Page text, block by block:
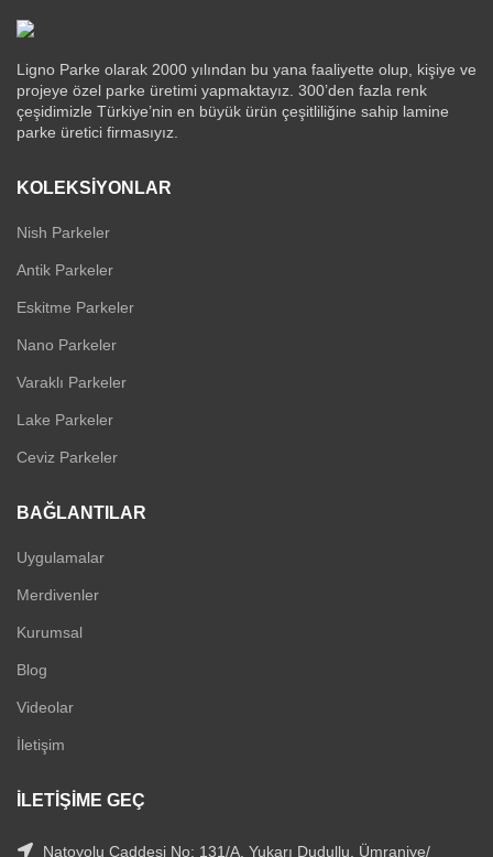
Ligno Parke olarak 2000 yılından bu yana faaliyette olup, kişiye ve
projeye özel parke üretimi yapmaktayız. 300’den fazla renk
çeşidimizle Türkiye’nin en büyük ürün çeşitliliğine sahip lamine
parke üretici firmasıyız.
KOLEKSIYONLAR
Nish Parkeler
Antik Parkeler
Eskitme Parkeler
Nano Parkeler
Varaklı Parkeler
Lake Parkeler
Ceviz Parkeler
BAĞLANTILAR
Uygulamalar
Merdivenler
Kurumsal
Blog
Videolar
İletişim
İLETIŞIME GEÇ
Natoyolu Caddesi No: 131/A, Yukarı Dudullu, Ümraniye/